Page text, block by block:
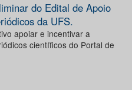
do Edital de Apoio
da UFS.
apoiar e incentivar a
científicos do Portal de